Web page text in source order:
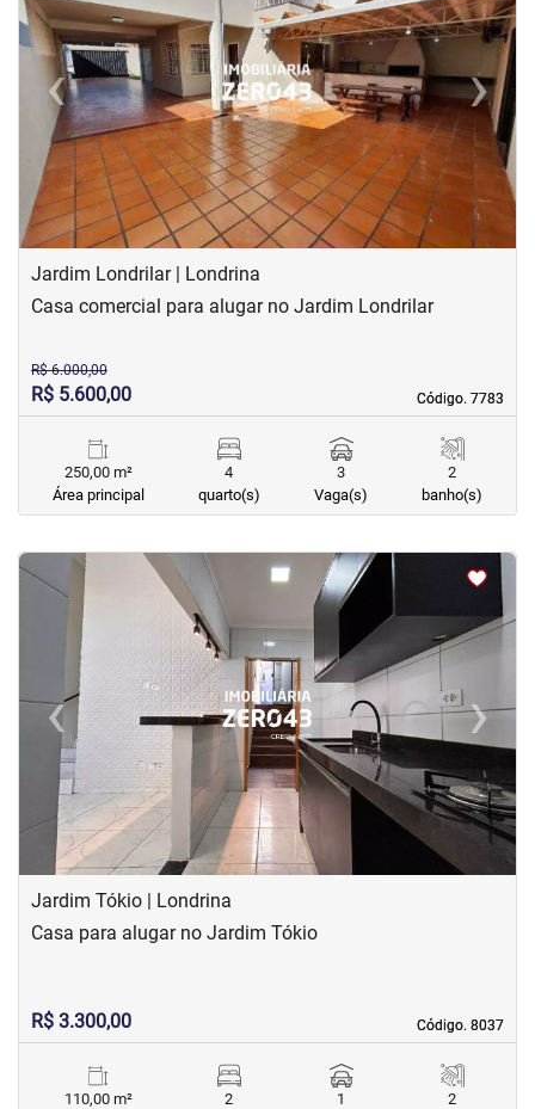
‹Previous ›Next
Jardim Londrilar | Londrina
Código. 7783
Código. 7783
Casa comercial para alugar no Jardim Londrilar
R$ 6.000,00
R$ 5.600,00
250,00 m²
Área principal
4
quarto(s)
3
Vaga(s)
2
banho(s)
<<
‹Previous ›Next
Jardim Tókio | Londrina
Código. 8037
Código. 8037
Casa para alugar no Jardim Tókio
R$ 3.300,00
110,00 m²
2
1
2